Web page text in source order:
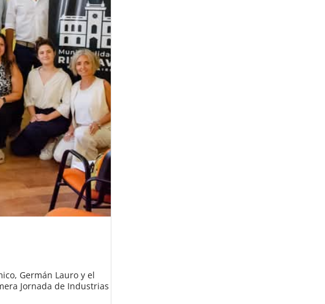
Germán Lauro y el
Jornada de Industrias